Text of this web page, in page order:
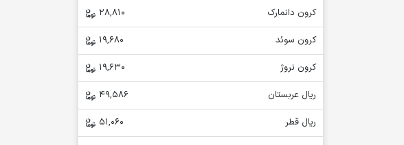
کرون دانمارک
28,810
کرون سوئد
19,680
کرون نروژ
19,630
ریال عربستان
49,586
ریال قطر
51,060